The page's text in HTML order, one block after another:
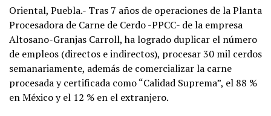
Oriental, Puebla.- Tras 7 años de operaciones de la Planta
Procesadora de Carne de Cerdo -PPCC- de la empresa
Altosano-Granjas Carroll, ha logrado duplicar el número
de empleos (directos e indirectos), procesar 30 mil cerdos
semanariamente, además de comercializar la carne
procesada y certificada como “Calidad Suprema”, el 88 %
en México y el 12 % en el extranjero.